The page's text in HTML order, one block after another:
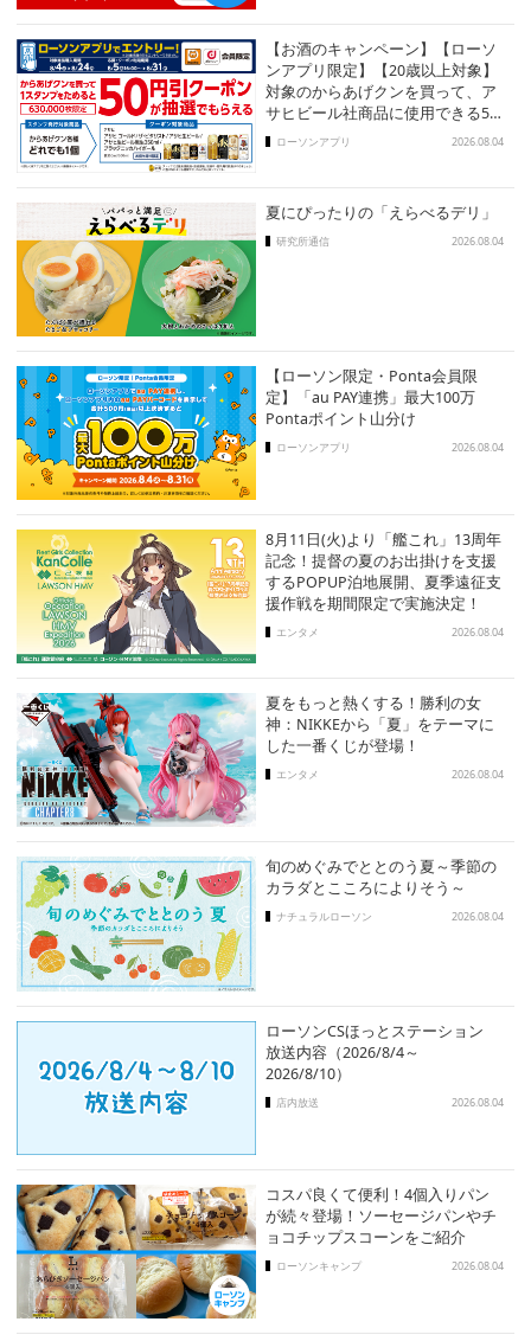
【お酒のキャンペーン】【ローソ
ンアプリ限定】【20歳以上対象】
対象のからあげクンを買って、ア
サヒビール社商品に使用できる50
円引クーポンを抽選でもらおう！
ローソンアプリ 2026.08.04
夏にぴったりの「えらべるデリ」
研究所通信 2026.08.04
【ローソン限定・Ponta会員限
定】「au PAY連携」最大100万
Pontaポイント山分け
ローソンアプリ 2026.08.04
8月11日(火)より「艦これ」13周年
記念！提督の夏のお出掛けを支援
するPOPUP泊地展開、夏季遠征支
援作戦を期間限定で実施決定！
エンタメ 2026.08.04
夏をもっと熱くする！勝利の女
神：NIKKEから「夏」をテーマに
した一番くじが登場！
エンタメ 2026.08.04
旬のめぐみでととのう夏～季節の
カラダとこころによりそう～
ナチュラルローソン 2026.08.04
ローソンCSほっとステーション
放送内容（2026/8/4～
2026/8/10）
店内放送 2026.08.04
コスパ良くて便利！4個入りパン
が続々登場！ソーセージパンやチ
ョコチップスコーンをご紹介
ローソンキャンプ 2026.08.04